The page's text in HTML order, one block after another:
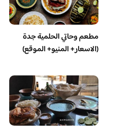
مطعم وحاتي الحلمية جدة
(الاسعار+ المنيو+ الموقع)